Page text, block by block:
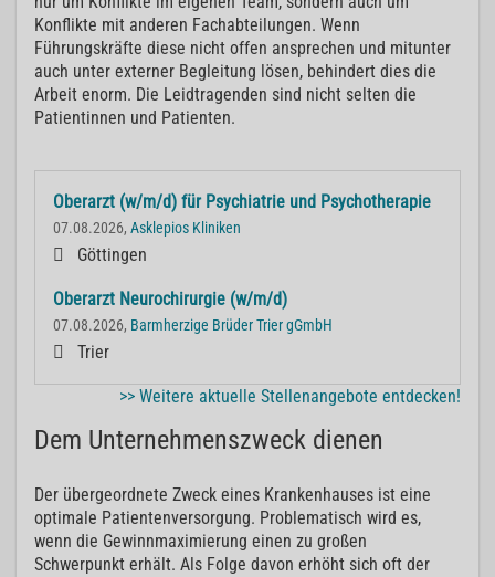
Konflikte mit anderen Fachabteilungen. Wenn
Führungskräfte diese nicht offen ansprechen und mitunter
auch unter externer Begleitung lösen, behindert dies die
Arbeit enorm. Die Leidtragenden sind nicht selten die
Patientinnen und Patienten.
Oberarzt (w/m/d) für Psychiatrie und Psychotherapie
07.08.2026, Asklepios Kliniken
Göttingen
Oberarzt Neurochirurgie (w/m/d)
07.08.2026, Barmherzige Brüder Trier gGmbH
Trier
>> Weitere aktuelle Stellenangebote entdecken!
Dem Unternehmenszweck dienen
Der übergeordnete Zweck eines Krankenhauses ist eine
optimale Patientenversorgung. Problematisch wird es,
wenn die Gewinnmaximierung einen zu großen
Schwerpunkt erhält. Als Folge davon erhöht sich oft der